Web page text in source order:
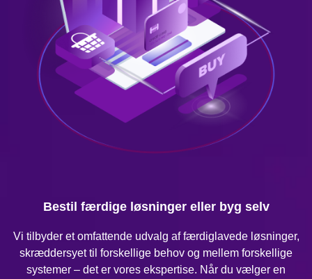
Bestil færdige løsninger eller byg selv
Vi tilbyder et omfattende udvalg af færdiglavede løsninger,
skræddersyet til forskellige behov og mellem forskellige
systemer – det er vores ekspertise. Når du vælger en